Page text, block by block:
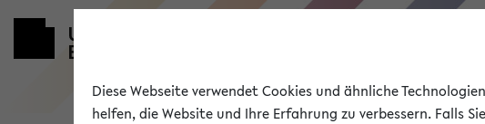
Diese Webseite verwendet Cookies und ähnliche
helfen, die Website und Ihre Erfahrung zu verbessern. Falls